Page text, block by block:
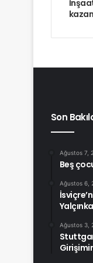
Son
Ağustos 7,
Beş
Ağustos 6,
Ağustos 3,